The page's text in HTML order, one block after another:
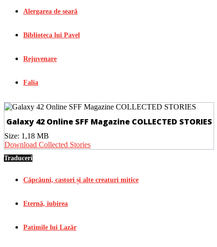
Alergarea de seară
Biblioteca lui Pavel
Rejuvenare
Falia
Galaxy 42 Online SFF Magazine COLLECTED STORIES
Size: 1,18 MB
Download Collected Stories
Traduceri
Căpcăuni, castori și alte creaturi mitice
Eternă, iubirea
Patimile lui Lazăr